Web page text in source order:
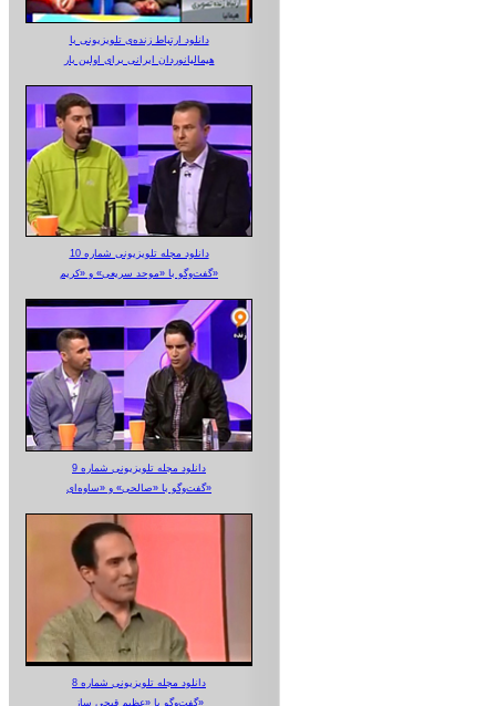
دانلود ارتباط زنده‌ی تلویزیونی‌ با
هیمالیانوردان ایرانی برای اولین بار
دانلود مجله تلویزیونی شماره 10
گفت‌وگو با «موحد سریعی» و «کریم»
دانلود مجله تلویزیونی شماره 9
گفت‌وگو با «صالحی» و «ساوه‌ای»
دانلود مجله تلویزیونی شماره 8
گفت‌وگو با «عظیم قیچی ساز»